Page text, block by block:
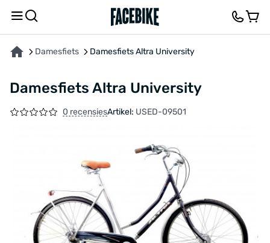
Damesfiets Damesfiets Altra University
Damesfiets Altra University
0 recensiesArtikel: USED-09501
OVER HET PRODUCT KENMERKENFEEDBACK EN VRAGEN